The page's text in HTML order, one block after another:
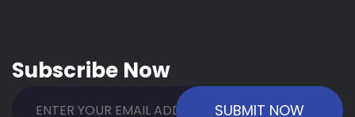
Subscribe Now